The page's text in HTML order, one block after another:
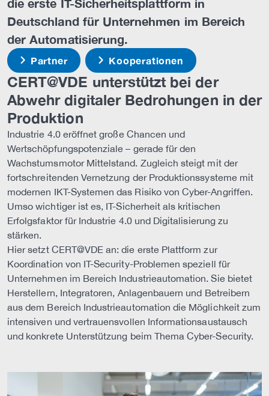
die erste IT-Sicherheitsplattform in
Deutschland für Unternehmen im Bereich
der Automatisierung.
Partner Kooperationen
CERT@VDE unterstützt bei der
Abwehr digitaler Bedrohungen in der
Produktion
Industrie 4.0 eröffnet große Chancen und
Wertschöpfungspotenziale – gerade für den
Wachstumsmotor Mittelstand. Zugleich steigt mit der
fortschreitenden Vernetzung der Produktionssysteme mit
modernen IKT-Systemen das Risiko von Cyber-Angriffen.
Umso wichtiger ist es, IT-Sicherheit als kritischen
Erfolgsfaktor für Industrie 4.0 und Digitalisierung zu
stärken.
Hier setzt CERT@VDE an: die erste Plattform zur
Koordination von IT-Security-Problemen speziell für
Unternehmen im Bereich Industrieautomation. Sie bietet
Herstellern, Integratoren, Anlagenbauern und Betreibern
aus dem Bereich Industrieautomation die Möglichkeit zum
intensiven und vertrauensvollen Informationsaustausch
und konkrete Unterstützung beim Thema Cyber-Security.